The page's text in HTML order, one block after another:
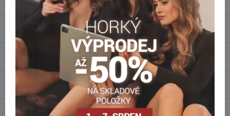
Recenze
Diskuse 0